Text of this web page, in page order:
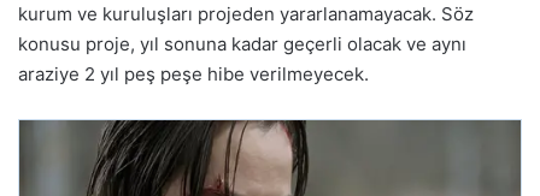
kurum ve kuruluşları projeden yararlanamayacak. Söz
konusu proje, yıl sonuna kadar geçerli olacak ve aynı
araziye 2 yıl peş peşe hibe verilmeyecek.